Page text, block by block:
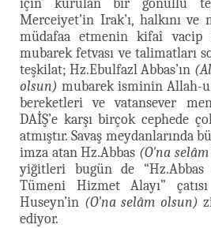
için kurulan bir gönüllü
Merceiyet’in Irak’ı, halkını ve
müdafaa etmenin kifaî vacip
mubarek fetvası ve talimatları
teşkilat; Hz.Ebulfazl Abbas’ın
olsun) mubarek isminin Allah-u
bereketleri ve vatansever
DAİŞ’e karşı birçok cephede
atmıştır. Savaş meydanlarında
imza atan Hz.Abbas (O'na
yiğitleri bugün de “Hz.Abbas
Tümeni Hizmet Alayı”
Huseyn’in (O'na selâm olsun)
ediyor.